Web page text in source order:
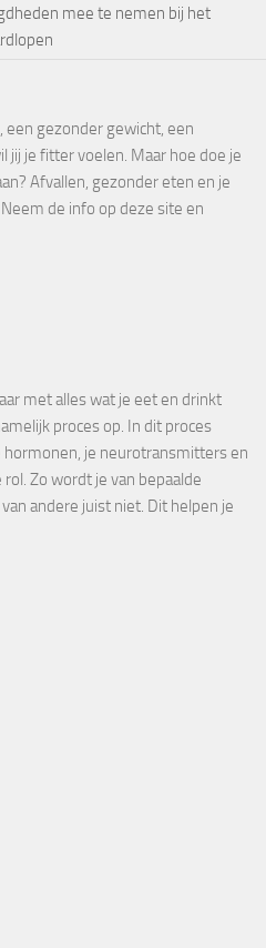
mee te nemen bij het
een gezonder gewicht, een
jij je fitter voelen. Maar hoe doe je
Afvallen, gezonder eten en je
de info op deze site en
met alles wat je eet en drinkt
proces op. In dit proces
je neurotransmitters en
Zo wordt je van bepaalde
andere juist niet. Dit helpen je